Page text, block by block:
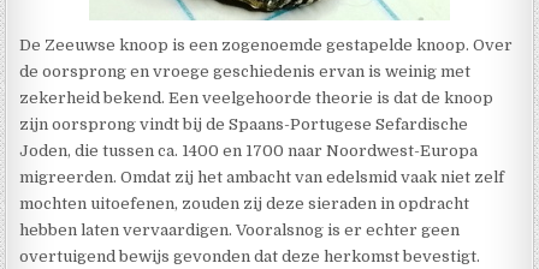
De Zeeuwse knoop is een zogenoemde gestapelde knoop. Over
de oorsprong en vroege geschiedenis ervan is weinig met
zekerheid bekend. Een veelgehoorde theorie is dat de knoop
zijn oorsprong vindt bij de Spaans-Portugese Sefardische
Joden, die tussen ca. 1400 en 1700 naar Noordwest-Europa
migreerden. Omdat zij het ambacht van edelsmid vaak niet zelf
mochten uitoefenen, zouden zij deze sieraden in opdracht
hebben laten vervaardigen. Vooralsnog is er echter geen
overtuigend bewijs gevonden dat deze herkomst bevestigt.